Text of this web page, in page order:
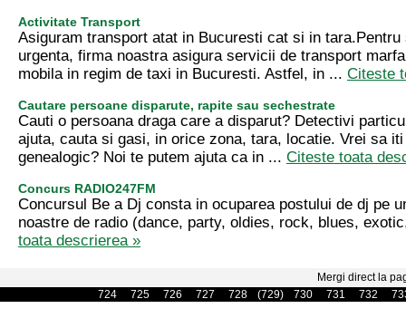
Activitate Transport
Asiguram transport atat in Bucuresti cat si in tara.Pentru
urgenta, firma noastra asigura servicii de transport
mobila in regim de taxi in Bucuresti. Astfel, in ... Citeste
Cautare persoane disparute, rapite sau sechestrate
Cauti o persoana draga care a disparut? Detectivi
ajuta, cauta si gasi, in orice zona, tara, locatie. Vrei sa
genealogic? Noi te putem ajuta ca in ... Citeste toata
Concurs RADIO247FM
Concursul Be a Dj consta in ocuparea postului de dj pe
noastre de radio (dance, party, oldies, rock, blues,
toata descrierea »
Mergi direct la
724
725 726 727 728 (729) 730 731 732